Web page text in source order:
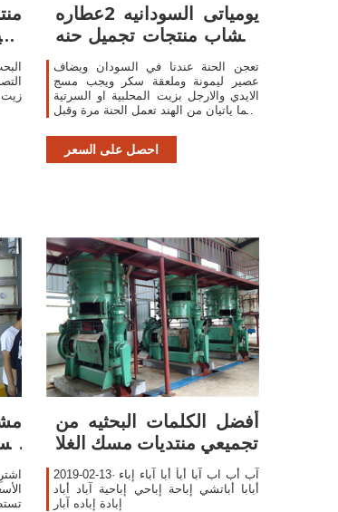
يومياتى السودانيه 2عطاره
اعشاب منتجات تجميل حنه
سودانى
تعجن الحنة عندنا في السودان ويضاف
عصير ليمونة وملعقة سكر ويجب مسج
الايدي والارجل بزيت المحلبية او السرتية
وهما ياتيان من الهند تعمل الحنة مرة وقبل
وملعقتين
احصل على السعر
أفضل الكلمات البحثيه من
تجميعي منتديات مسك الغلا
2019-02-13· آب أب اب آبا أبأ أبا آباء إباء
أبابا أباتشي إباحة إباحي إباحية آباد أباد
إبادة إباده آبار